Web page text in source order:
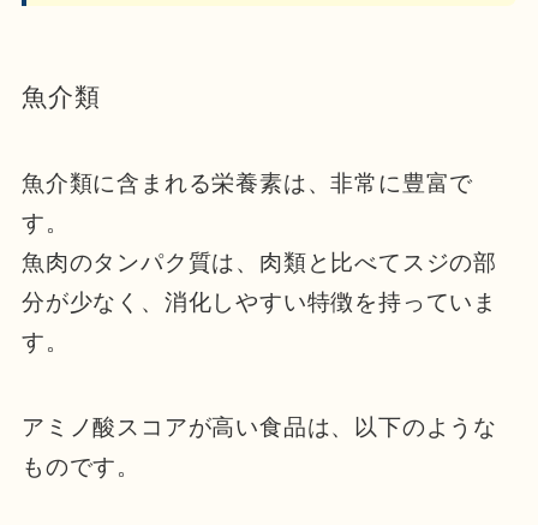
魚介類
魚介類に含まれる栄養素は、非常に豊富で
す。
魚肉のタンパク質は、肉類と比べてスジの部
分が少なく、消化しやすい特徴を持っていま
す。
アミノ酸スコアが高い食品は、以下のような
ものです。